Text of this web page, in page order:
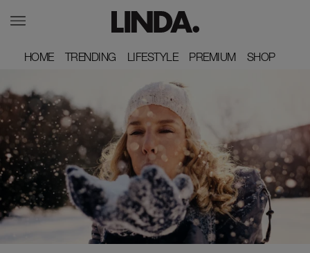
HOME
HOME TRENDING
TRENDING LIFESTYLE
LIFESTYLE PREMIUM
PREMIUM SHOP
SHOP